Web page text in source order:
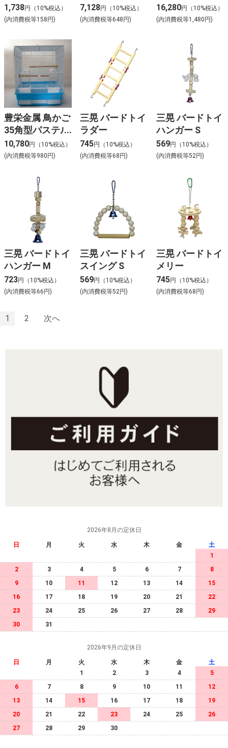
ゴ MB－5
1,738円（10%税込）
(内消費税等158円)
（底ブルー）
7,128円（10%税込）
(内消費税等648円)
ルー）
16,280円（10%税込）
(内消費税等1,480円)
豊栄金属 鳥かご
35角型パステル
35-PS（底ブル
ー）
10,780円（10%税込）
(内消費税等980円)
三晃 バードトイ
ラダー
745円（10%税込）
(内消費税等68円)
三晃 バードトイ
ハンガー S
569円（10%税込）
(内消費税等52円)
三晃 バードトイ
ハンガー M
723円（10%税込）
(内消費税等66円)
三晃 バードトイ
スイング S
569円（10%税込）
(内消費税等52円)
三晃 バードトイ
メリー
745円（10%税込）
(内消費税等68円)
1 2 次へ
2026年8月の定休日
日 月 火 水 木 金
土
1
2
3 4 5 6 7
8
9
10 11 12 13 14
15
16
17 18 19 20 21
22
23
24 25 26 27 28
29
30
31
2026年9月の定休日
日 月 火 水 木 金
土
1
2 3 4
5
6
7 8 9 10 11
12
13
14 15 16 17 18
19
20
21 22 23 24 25
26
27
28 29 30